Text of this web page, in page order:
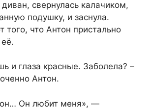
свернулась калачиком,
подушку, и заснула.
того, что Антон пристально
и глаза красные. Заболела? –
Антон.
он… Он любит меня», —